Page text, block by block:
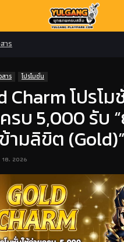
าร
สาร โปรโมชั่น
Charm โปรโม
รบ 5,000 รับ
ามลิขิต (Gold)”
2026